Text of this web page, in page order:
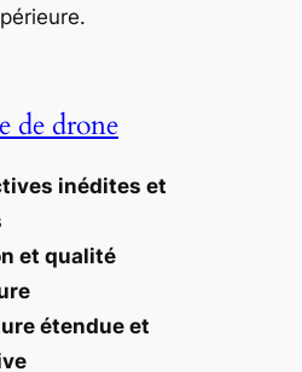
de drone
inédites et
et qualité
étendue et